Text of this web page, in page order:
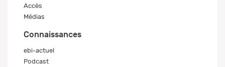
Accès
Médias
Connaissances
ebi-actuel
Podcast